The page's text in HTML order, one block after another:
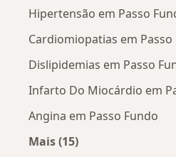
Hipertensão em Passo
Cardiomiopatias em Passo
Dislipidemias em Passo
Infarto Do Miocárdio em
Angina em Passo Fundo
Mais (15)